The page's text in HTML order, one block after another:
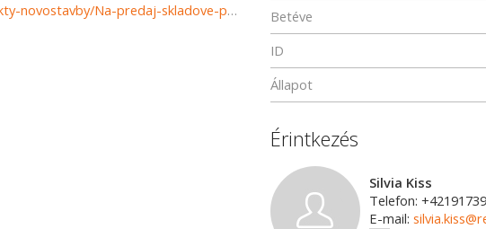
https://www.reality-komarno.sk/predaj-podnikatelske-objekty-novostavby/Na-predaj-skladove-priestory-v-Hurbanove-36933/?utm_source=areality&utm_medium=xml&utm_term=36933&utm_content=pozemok&utm_campaign=portaly
Betéve
ID
Állapot
Érintkezés
Silvia Kiss
Telefon:
E-mail: